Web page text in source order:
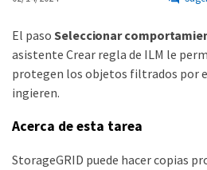
El paso Seleccionar
asistente Crear regla de ILM le
protegen los objetos filtrados por
ingieren.
Acerca de esta tarea
StorageGRID puede hacer copias